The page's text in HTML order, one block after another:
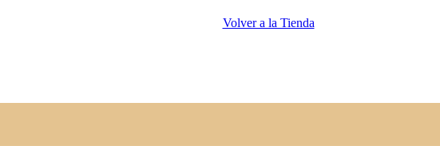
Volver a la Tienda